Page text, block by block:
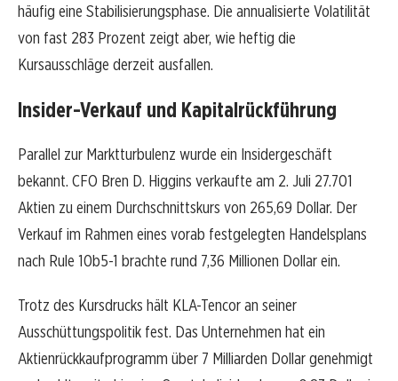
häufig eine Stabilisierungsphase. Die annualisierte Volatilität
von fast 283 Prozent zeigt aber, wie heftig die
Kursausschläge derzeit ausfallen.
Insider-Verkauf und Kapitalrückführung
Parallel zur Marktturbulenz wurde ein Insidergeschäft
bekannt. CFO Bren D. Higgins verkaufte am 2. Juli 27.701
Aktien zu einem Durchschnittskurs von 265,69 Dollar. Der
Verkauf im Rahmen eines vorab festgelegten Handelsplans
nach Rule 10b5-1 brachte rund 7,36 Millionen Dollar ein.
Trotz des Kursdrucks hält KLA-Tencor an seiner
Ausschüttungspolitik fest. Das Unternehmen hat ein
Aktienrückkaufprogramm über 7 Milliarden Dollar genehmigt